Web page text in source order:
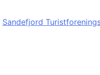
Sandefjord